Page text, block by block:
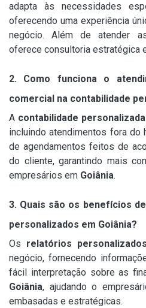
adapta às necessidades
oferecendo uma experiência
negócio. Além de atender
oferece consultoria estratégica
2. Como funciona o
comercial na contabilidade
A contabilidade personalizada
incluindo atendimentos fora do
de agendamentos feitos de
do cliente, garantindo mais
empresários em Goiânia.
3. Quais são os benefícios
personalizados em Goiânia?
Os relatórios personalizados
negócio, fornecendo
fácil interpretação sobre as
Goiânia, ajudando o
embasadas e estratégicas.